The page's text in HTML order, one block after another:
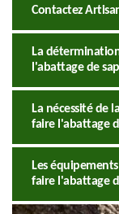
Contactez
La
l'abattage de
La nécessité de
faire l'abattage
Les
faire l'abattage